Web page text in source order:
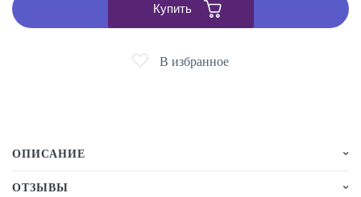
Купить
В избранное
ОПИСАНИЕ
ОТЗЫВЫ